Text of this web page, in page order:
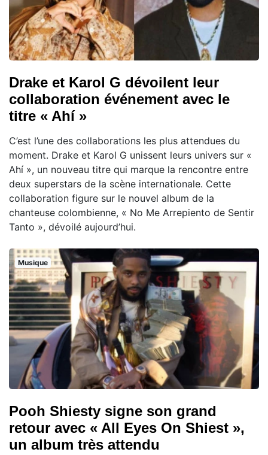
Drake et Karol G dévoilent leur
collaboration événement avec le
titre « Ahí »
C’est l’une des collaborations les plus attendues du
moment. Drake et Karol G unissent leurs univers sur «
Ahí », un nouveau titre qui marque la rencontre entre
deux superstars de la scène internationale. Cette
collaboration figure sur le nouvel album de la
chanteuse colombienne, « No Me Arrepiento de Sentir
Tanto », dévoilé aujourd’hui.
Musique
Pooh Shiesty signe son grand
retour avec « All Eyes On Shiest »,
un album très attendu